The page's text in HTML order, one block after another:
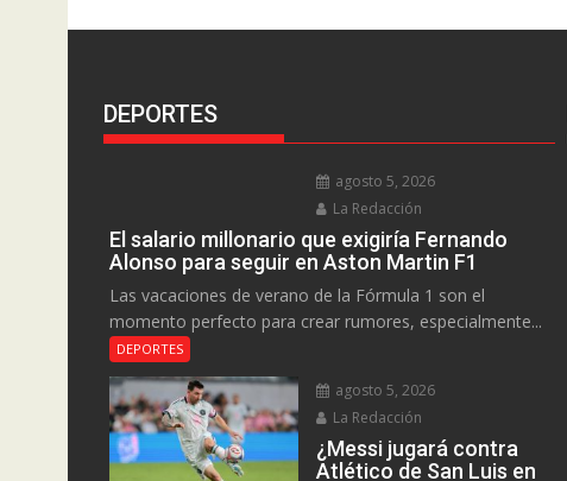
DEPORTES
agosto 5, 2026
La Redacción
El salario millonario que exigiría Fernando
Alonso para seguir en Aston Martin F1
Las vacaciones de verano de la Fórmula 1 son el
momento perfecto para crear rumores, especialmente...
DEPORTES
agosto 5, 2026
La Redacción
¿Messi jugará contra
Atlético de San Luis en